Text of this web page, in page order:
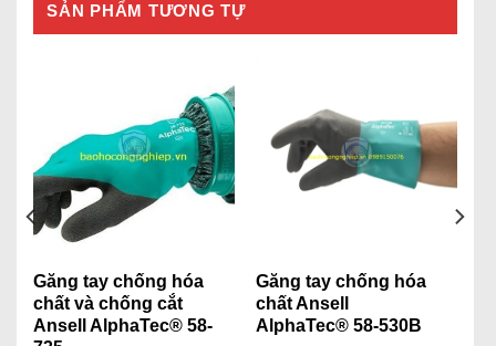
SẢN PHẨM TƯƠNG TỰ
Găng tay chống hóa
chất và chống cắt
Ansell AlphaTec® 58-
Găng tay chống hóa
chất Ansell
AlphaTec® 58-530B